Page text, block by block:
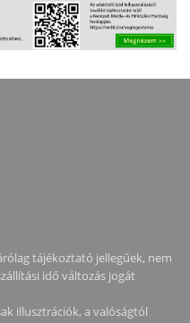
tájékoztató jellegűek, nem
idő változás jogát
illusztrációk, a valóságtól